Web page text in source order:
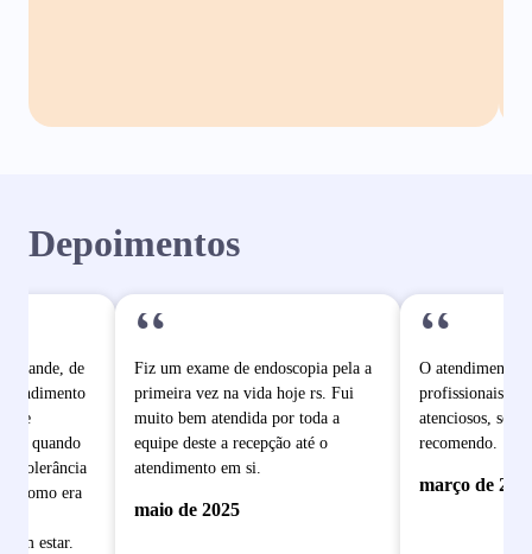
Depoimentos
grande, de
de
quando
intolerância
como era
estar.
“
Fiz um exame de endoscopia pela a
primeira vez na vida hoje rs. Fui
muito bem atendida por toda a
equipe deste a recepção até o
atendimento em si.
maio de 2025
“
O atendimento
profissionais
atenciosos, sem
recomendo.
março de